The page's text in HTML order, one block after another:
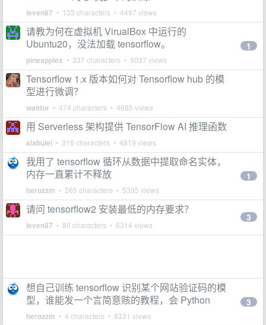
leven87 • 133 characters • 4497 views
请教为何在虚拟机 VirualBox 中运行的
Ubuntu20，没法加载 tensorflow。
pineapplex • 337 characters • 5037 views
1
Tensorflow 1.x 版本如何对 Tensorflow hub 的模
型进行微调？
waitfor • 474 characters • 4685 views
用 Serverless 架构提供 TensorFlow AI 推理函数
alabulei • 316 characters • 4819 views
我用了 tensorflow 循环从数据中提取命名实体，
内存一直累计不释放
herozzm • 265 characters • 5335 views
1
请问 tensorflow2 安装最低的内存要求？
leven87 • 80 characters • 6314 views
3
想自己训练 tensorflow 识别某个网站验证码的模
型，谁能发一个言简意赅的教程，会 Python
herozzm • 4 characters • 6331 views
3